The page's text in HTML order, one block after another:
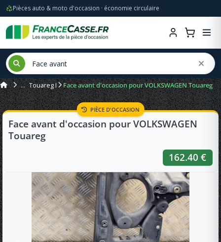
Pièces auto & moto d'occasion · économie circulaire
Touareg I Face avant d'occasion pour VOLKSWAGEN Touareg
PIÈCE D'OCCASION
Face avant d'occasion pour VOLKSWAGEN
Touareg
162.40 €